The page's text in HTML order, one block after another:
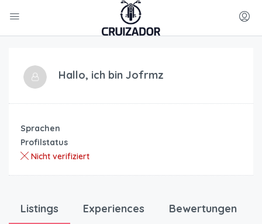
Hallo, ich bin Jofrmz
Sprachen
Profilstatus
Nicht verifiziert
Listings Experiences Bewertungen